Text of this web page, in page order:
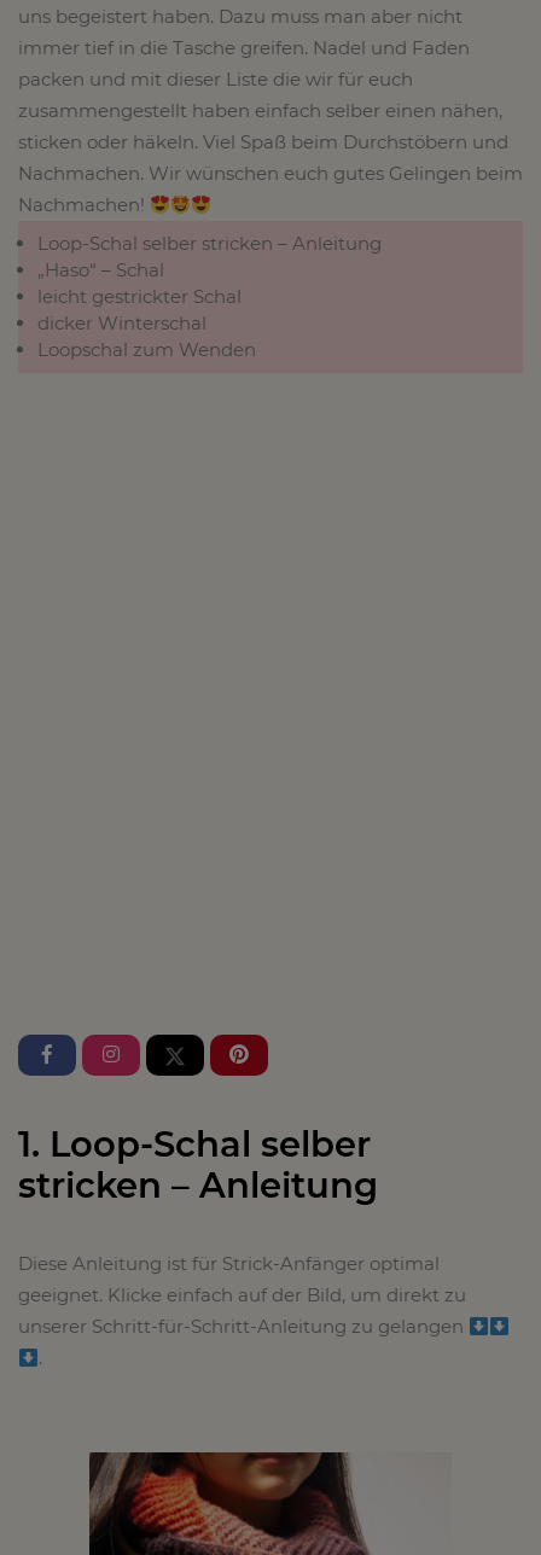
uns begeistert haben. Dazu muss man aber nicht
immer tief in die Tasche greifen. Nadel und Faden
packen und mit dieser Liste die wir für euch
zusammengestellt haben einfach selber einen nähen,
sticken oder häkeln. Viel Spaß beim Durchstöbern und
Nachmachen. Wir wünschen euch gutes Gelingen beim
Nachmachen!
Loop-Schal selber stricken – Anleitung
„Haso“ – Schal
leicht gestrickter Schal
dicker Winterschal
Loopschal zum Wenden
1. Loop-Schal selber
stricken – Anleitung
Diese Anleitung ist für Strick-Anfänger optimal
geeignet. Klicke einfach auf der Bild, um direkt zu
unserer Schritt-für-Schritt-Anleitung zu gelangen
.